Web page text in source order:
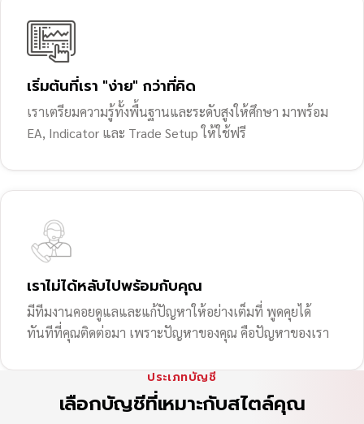
เริ่มต้นที่เรา "ง่าย" กว่าที่คิด
เราเตรียมความรู้ทั้งพื้นฐานและระดับสูงให้ศึกษา มาพร้อม
EA, Indicator และ Trade Setup ให้ใช้ฟรี
เราไม่ได้หลับไปพร้อมกับคุณ
มีทีมงานคอยดูแลและแก้ปัญหาให้อย่างเต็มที่ พูดคุยได้
ทันทีที่คุณติดต่อมา เพราะปัญหาของคุณ คือปัญหาของเรา
ประเภทบัญชี
เลือกบัญชีที่เหมาะกับสไตล์คุณ